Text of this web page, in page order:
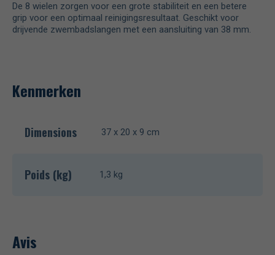
De 8 wielen zorgen voor een grote stabiliteit en een betere
grip voor een optimaal reinigingsresultaat. Geschikt voor
drijvende zwembadslangen met een aansluiting van 38 mm.
Kenmerken
Dimensions 37 x 20 x 9 cm
Poids (kg) 1,3 kg
Avis